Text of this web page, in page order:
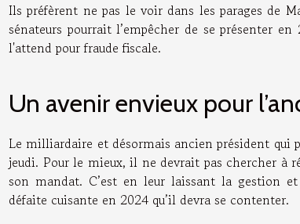
Ils préfèrent ne pas le voir dans les parages de
sénateurs pourrait l’empêcher de se présenter
l'attend pour fraude fiscale.
Un avenir envieux pour
Le milliardaire et désormais ancien président qui
jeudi. Pour le mieux, il ne devrait pas chercher à
son mandat. C’est en leur laissant la gestion
défaite cuisante en 2024 qu’il devra se contenter.